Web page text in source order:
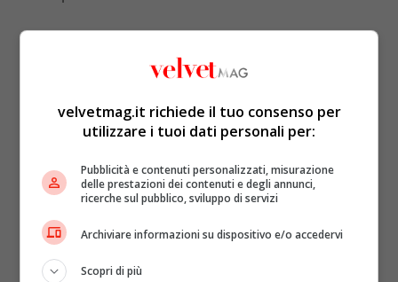
velvetmag.it richiede il tuo consenso per
utilizzare i tuoi dati personali per:
Pubblicità e contenuti personalizzati, misurazione
delle prestazioni dei contenuti e degli annunci,
ricerche sul pubblico, sviluppo di servizi
Archiviare informazioni su dispositivo e/o accedervi
Scopri di più